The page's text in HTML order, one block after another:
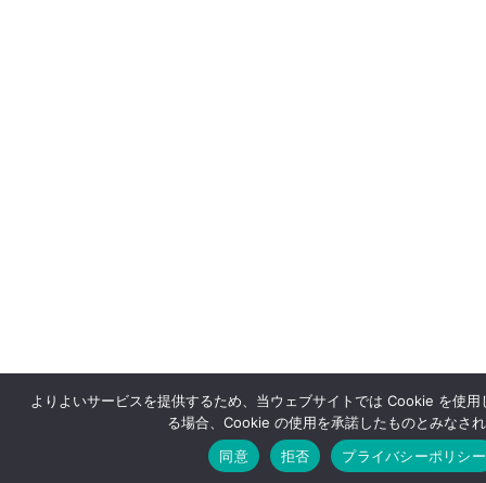
よりよいサービスを提供するため、当ウェブサイトでは Cookie を使
る場合、Cookie の使用を承諾したものとみなさ
同意
拒否 プライバシーポリシー